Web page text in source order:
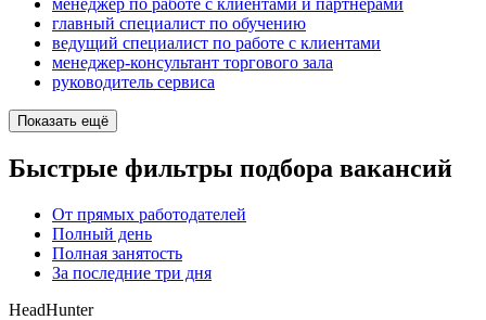
менеджер по работе с клиентами и партнерами
главный специалист по обучению
ведущий специалист по работе с клиентами
менеджер-консультант торгового зала
руководитель сервиса
Показать ещё
Быстрые фильтры подбора вакансий
От прямых работодателей
Полный день
Полная занятость
За последние три дня
HeadHunter